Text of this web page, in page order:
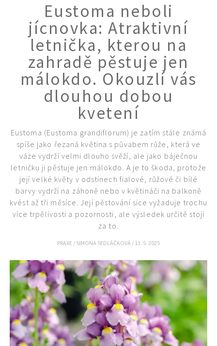
74 Kč
Objednat >
Eustoma neboli
jícnovka: Atraktivní
letnička, kterou na
zahradě pěstuje jen
málokdo. Okouzlí vás
dlouhou dobou
kvetení
Eustoma (Eustoma grandiflorum) je zatím stále známá
spíše jako řezaná květina s půvabem růže, která ve
váze vydrží velmi dlouho svěží, ale jako báječnou
letničku ji pěstuje jen málokdo. A je to škoda, protože
její velké květy v odstínech fialové, růžové či bílé
barvy vydrží na záhoně nebo v květináči na balkoně
kvést až tři měsíce. Její pěstování sice vyžaduje trochu
více trpělivosti a pozornosti, ale výsledek určitě stojí
za to.
PRAXE / SIMONA SEDLÁČKOVÁ / 13. 5. 2025